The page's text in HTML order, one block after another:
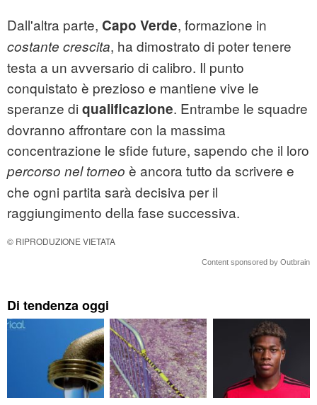
Dall'altra parte, Capo Verde, formazione in
costante crescita, ha dimostrato di poter tenere
testa a un avversario di calibro. Il punto
conquistato è prezioso e mantiene vive le
speranze di qualificazione. Entrambe le squadre
dovranno affrontare con la massima
concentrazione le sfide future, sapendo che il loro
percorso nel torneo è ancora tutto da scrivere e
che ogni partita sarà decisiva per il
raggiungimento della fase successiva.
© RIPRODUZIONE VIETATA
Content sponsored by Outbrain
Di tendenza oggi